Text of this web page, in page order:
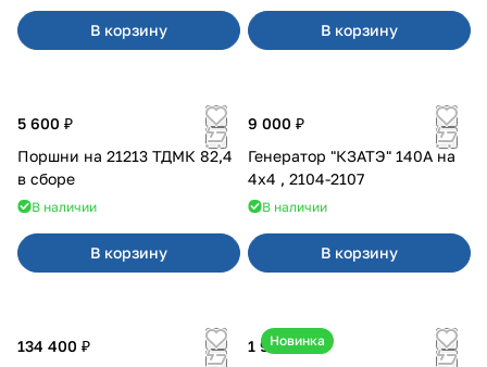
В корзину В корзину
5 600 ₽
Поршни на 21213 ТДМК 82,4
в сборе
В наличии
В корзину
9 000 ₽
Генератор "КЗАТЭ" 140А на
4x4 , 2104-2107
В наличии
В корзину
134 400 ₽
Новинка
1 990 ₽